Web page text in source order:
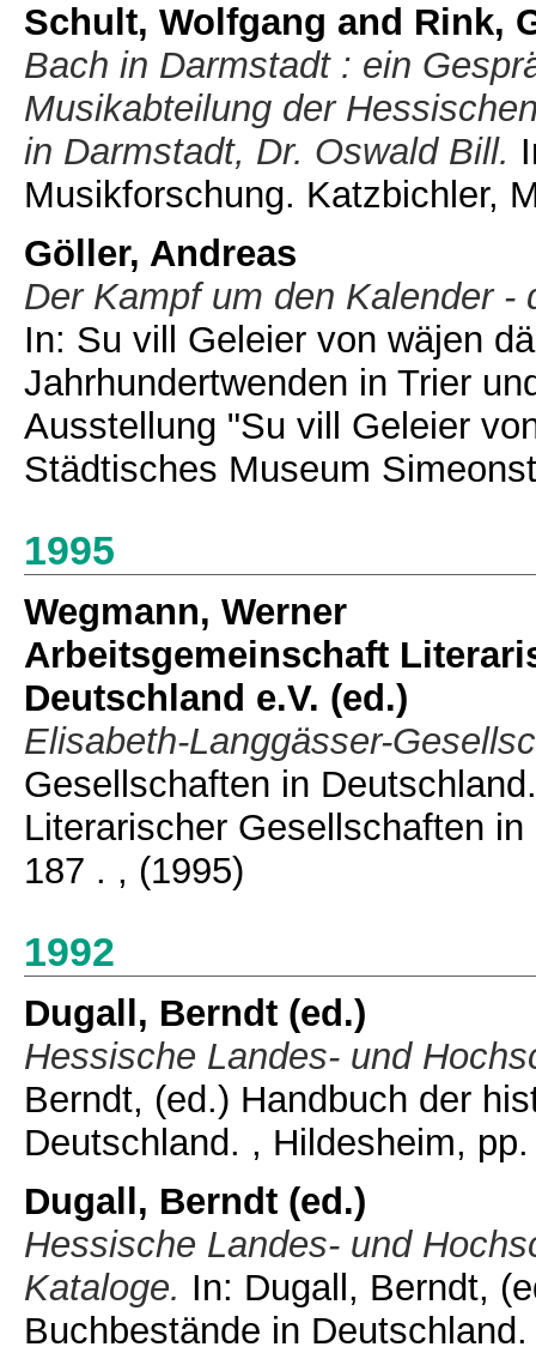
Schult, Wolfgang and Rink,
Bach in Darmstadt : ein
Musikabteilung der
in Darmstadt, Dr. Oswald Bill.
Musikforschung. Katzbichler,
Göller, Andreas
Der Kampf um den Kalender -
In: Su vill Geleier von wäjen
Jahrhundertwenden in Trier
Ausstellung "Su vill Geleier
Städtisches Museum
1995
Wegmann, Werner
Arbeitsgemeinschaft
Deutschland e.V. (ed.)
Elisabeth-Langgässer-
Gesellschaften in
Literarischer Gesellschaften
187 . , (1995)
1992
Dugall, Berndt (ed.)
Hessische Landes- und
Berndt, (ed.) Handbuch der
Deutschland. , Hildesheim,
Dugall, Berndt (ed.)
Hessische Landes- und
Kataloge. In: Dugall, Berndt,
Buchbestände in